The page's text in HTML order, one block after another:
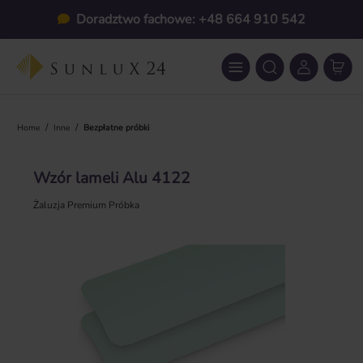
Przejdź do głównej zawartościDoradztwo fachowe: +48 664 910 542
Home / Inne / Bezpłatne próbki
Wzór lameli Alu 4122
Żaluzja Premium Próbka